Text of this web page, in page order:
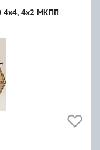
4х4, 4х2 МКПП